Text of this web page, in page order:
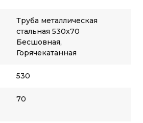
Труба металлическая
стальная 530x70
Бесшовная,
Горячекатанная
530
70